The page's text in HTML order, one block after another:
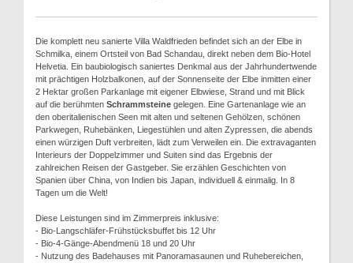
Die komplett neu sanierte Villa Waldfrieden befindet sich an der Elbe in
Schmilka, einem Ortsteil von Bad Schandau, direkt neben dem Bio-Hotel
Helvetia. Ein baubiologisch saniertes Denkmal aus der Jahrhundertwende
mit prächtigen Holzbalkonen, auf der Sonnenseite der Elbe inmitten einer
2 Hektar großen Parkanlage mit eigener Elbwiese, Strand und mit Blick
auf die berühmten Schrammsteine gelegen. Eine Gartenanlage wie an
den oberitalienischen Seen mit alten und seltenen Gehölzen, schönen
Parkwegen, Ruhebänken, Liegestühlen und alten Zypressen, die abends
einen würzigen Duft verbreiten, lädt zum Verweilen ein. Die extravaganten
Interieurs der Doppelzimmer und Suiten sind das Ergebnis der
zahlreichen Reisen der Gastgeber. Sie erzählen Geschichten von
Spanien über China, von Indien bis Japan, individuell & einmalig. In 8
Tagen um die Welt!
Diese Leistungen sind im Zimmerpreis inklusive:
- Bio-Langschläfer-Frühstücksbuffet bis 12 Uhr
- Bio-4-Gänge-Abendmenü 18 und 20 Uhr
- Nutzung des Badehauses mit Panoramasaunen und Ruhebereichen,